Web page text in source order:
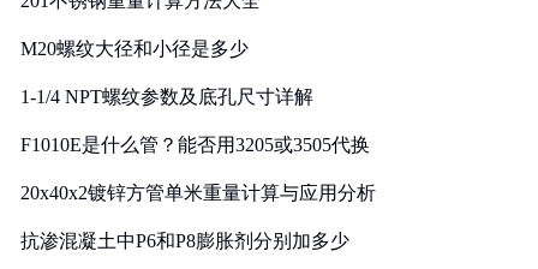
M20螺纹大径和小径是多少
1-1/4 NPT螺纹参数及底孔尺寸详解
F1010E是什么管？能否用3205或3505代换
20x40x2镀锌方管单米重量计算与应用分析
抗渗混凝土中P6和P8膨胀剂分别加多少